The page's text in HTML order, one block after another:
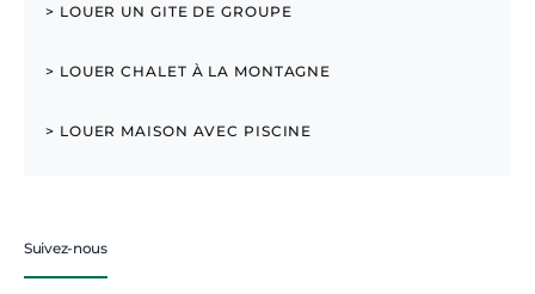
> LOUER UN GITE DE GROUPE
> LOUER CHALET À LA MONTAGNE
> LOUER MAISON AVEC PISCINE
Suivez-nous